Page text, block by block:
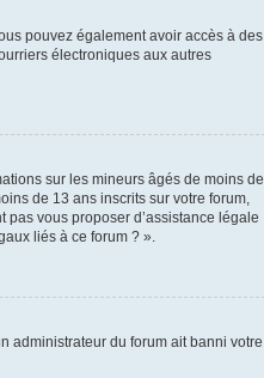
pouvez également avoir accès à des
électroniques aux autres
sur les mineurs âgés de moins de
de 13 ans inscrits sur votre forum,
vous proposer d’assistance légale
liés à ce forum ? ».
administrateur du forum ait banni votre